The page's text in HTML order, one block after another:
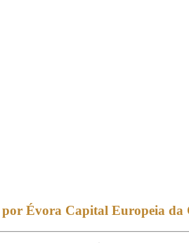
por Évora Capital Europeia